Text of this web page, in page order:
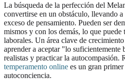
La búsqueda de la perfección del
convertirse en un obstáculo, llevando
exceso de pensamiento. Pueden ser
mismos y con los demás, lo que puede
laborales. Un área clave de
aprender a aceptar "lo suficientemente
realistas y practicar la autocompasión.
temperamento online es un gran primer
autoconciencia.